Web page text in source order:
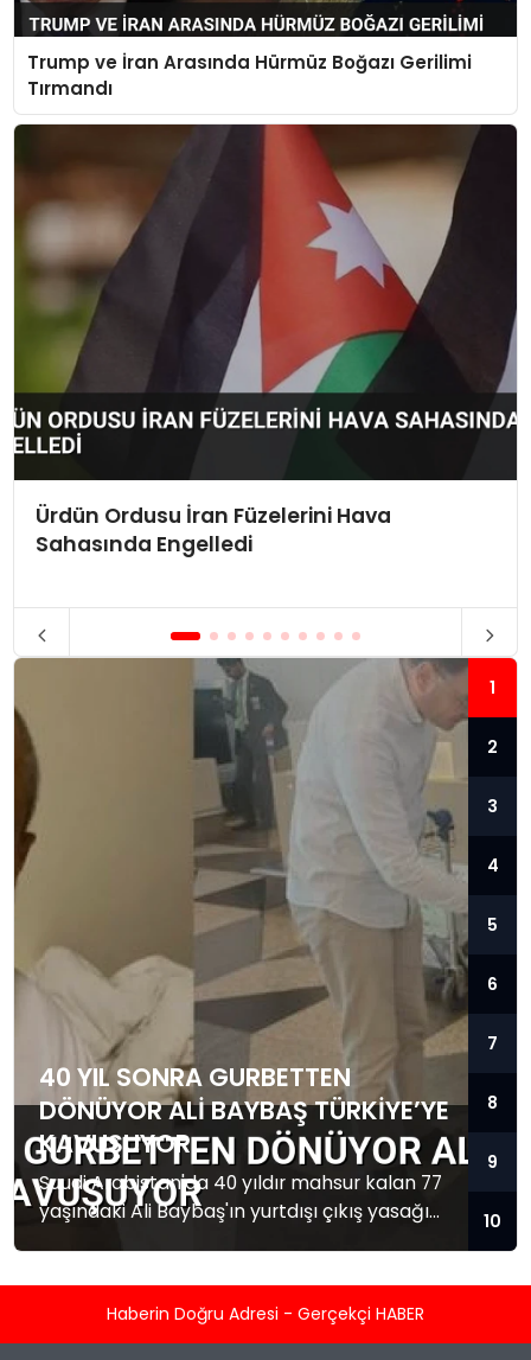
Trump ve İran Arasında Hürmüz Boğazı Gerilimi
Tırmandı
Ürdün Ordusu İran Füzelerini Hava
Sahasında Engelledi
40 YIL SONRA GURBETTEN
DÖNÜYOR ALI BAYBAŞ TÜRKIYE’YE
KAVUŞUYOR
Suudi Arabistan'da 40 yıldır mahsur kalan 77
yaşındaki Ali Baybaş'ın yurtdışı çıkış yasağı
1
2
3
4
5
6
7
8
9
10
Haberin Doğru Adresi - Gerçekçi HABER